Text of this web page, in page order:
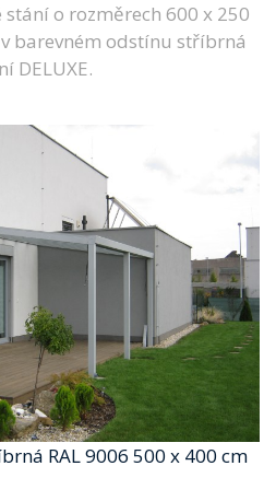
o rozměrech 600 x 250
v barevném odstínu stříbrná
DELUXE.
RAL 9006 500 x 400 cm